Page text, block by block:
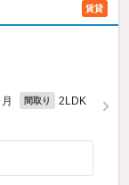
賃貸
間取り 2LDK